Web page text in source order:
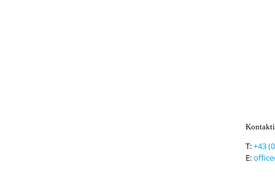
T:+43
E: